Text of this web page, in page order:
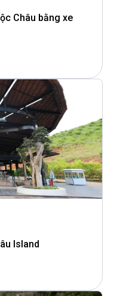
Châu bằng xe
Island